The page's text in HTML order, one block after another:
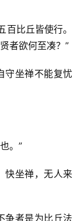
比丘皆使行。
者欲何至凑？”
守坐禅不能复忧
。”
快坐禅，无人来
争者是为比丘法